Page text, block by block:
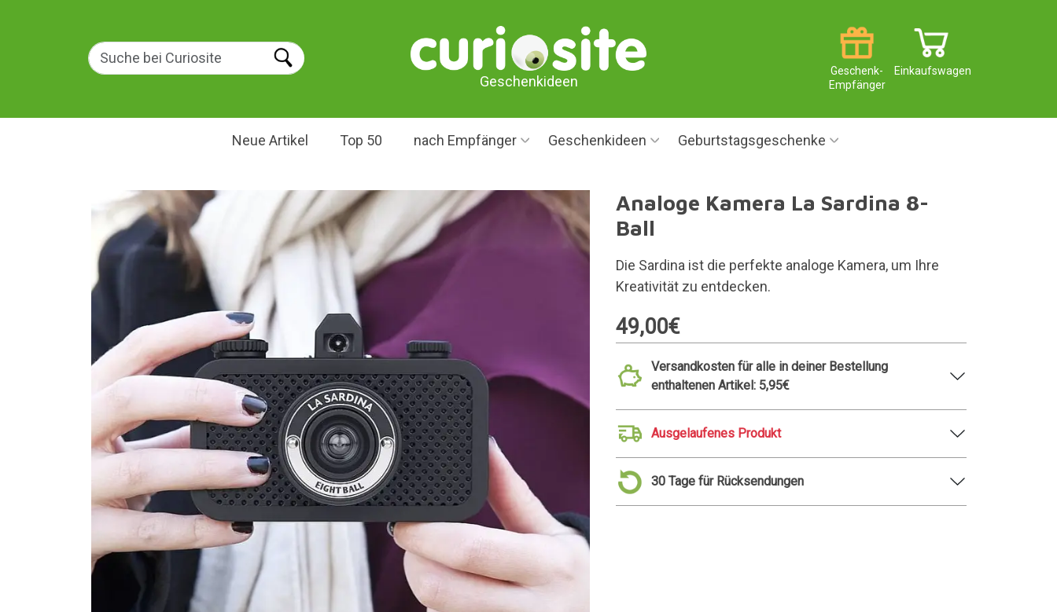
Geschenkideen
Einkaufswagen
Geschenk-
Empfänger
Neue Artikel Top 50 nach Empfänger Geschenkideen Geburtstagsgeschenke
Analoge Kamera La Sardina 8-
Ball
Die Sardina ist die perfekte analoge Kamera, um Ihre
Kreativität zu entdecken.
49,00€
Versandkosten für alle in deiner Bestellung
enthaltenen Artikel: 5,95€
Ausgelaufenes Produkt
30 Tage für Rücksendungen